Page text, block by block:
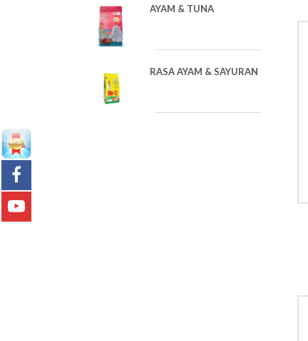
AYAM & TUNA
RASA AYAM & SAYURAN